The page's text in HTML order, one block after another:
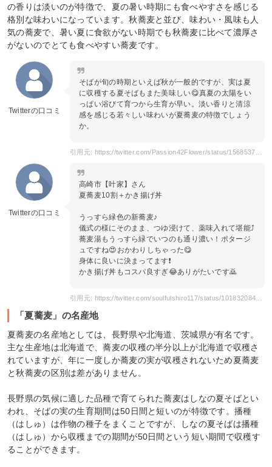
の香りは淡いのが特徴で、夏の暑い時期にも食べやすさを感じる
格別な味わいになっています。秋蕎麦と並び、味わい・風味も人
気の蕎麦で、暑い夏に食欲がない時期でも秋蕎麦に比べて濃厚さ
がないのでとても食べやすい蕎麦です。
Twitterの口コミ
そばが旬の時期といえば秋が一般的ですが、実は夏
に収穫する夏そばもまた美味しい😋真夏の太陽をい
っぱい浴びて育つから生育が早い。淡い香りと清涼
感を感じる若々しい味わいが夏蕎麦の特徴でしょう
か。
Twitterの口コミ
高崎市【叶家】さん
夏蕎麦10割＋かき揚げ丼
うっすら緑色の新蕎麦♪
儀式の様にそのまま、つゆ浸けて、薬味入れて堪能⤴
蕎麦湯もうっすら緑でいつのも通り濃い！ポタージ
ュですね😍おかわりしちゃった😋
身体に良いに決まってます❗
かき揚げ丼もコスパ良すぎ😂ありがたいです🙇
「夏蕎麦」の名産地
夏蕎麦の名産地としては、長野県や北海道、茨城県が有名です。
主な生産地は北海道で、蕎麦の収穫の半分以上が北海道で収穫さ
れていますが、年に一度しか蕎麦の実が収穫されないため夏蕎麦
と秋蕎麦の区別は差がありません。
長野県の気候に適した品種で育てられた蕎麦はしなの夏そばとい
われ、そばの実の生育期間は50日間と短いのが特徴です。播種
（はしゅ）は作物の種子をまくことですが、しなの夏そばは播種
（はしゅ）から収穫までの期間が50日間という短い期間で収穫す
ることができます。